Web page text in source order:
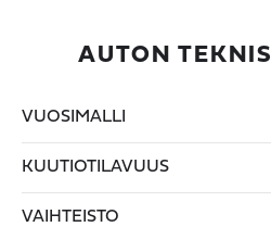
AUTON
VUOSIMALLI
KUUTIOTILAVUUS
VAIHTEISTO